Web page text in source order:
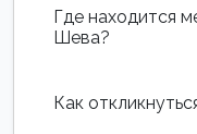
Где находится
Шева?
Как